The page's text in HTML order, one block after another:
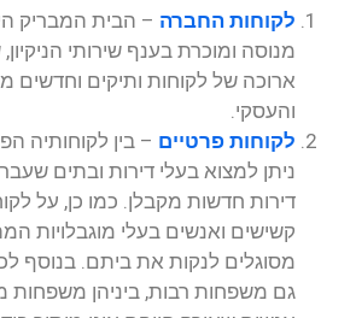
לקוחות החברה – הבית המבריק
מנוסה ומוכרת בענף שירותי
ארוכה של לקוחות ותיקים וחדשים
והעסקי.
לקוחות פרטיים – בין לקוחותיה
ניתן למצוא בעלי דירות ובתים
דירות חדשות מקבלן. כמו כן, על
קשישים ואנשים בעלי מוגבלויות
מסוגלים לנקות את ביתם. בנוסף
גם משפחות רבות, ביניהן משפחות